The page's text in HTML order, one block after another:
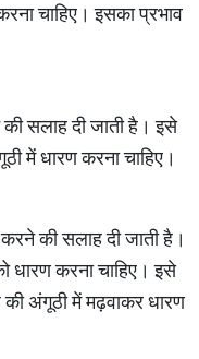
चाहिए। इसका प्रभाव
की सलाह दी जाती है। इसे
में धारण करना चाहिए।
की सलाह दी जाती है।
धारण करना चाहिए। इसे
अंगूठी में मढ़वाकर धारण